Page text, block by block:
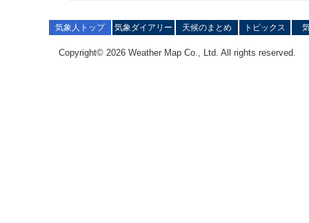
気象人トップ 気象ダイアリー 天候のまとめ トピックス
Copyright© 2026 Weather Map Co., Ltd. All rights reserved.